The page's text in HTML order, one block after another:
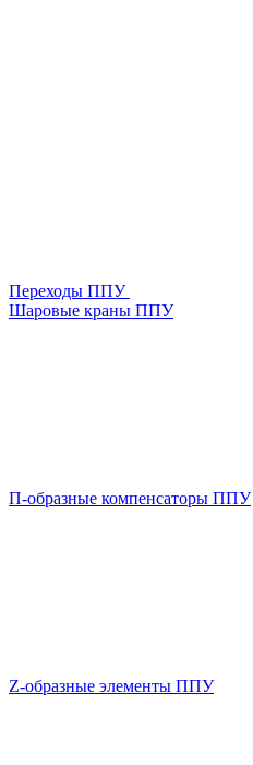
Переходы ППУ
Шаровые краны ППУ
П-образные компенсаторы ППУ
Z-образные элементы ППУ